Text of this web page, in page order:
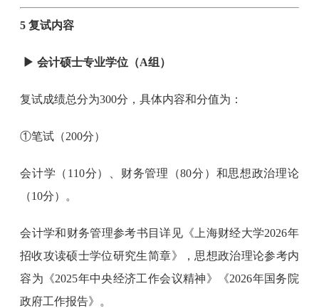
5 复试内容
▶会计硕士专业学位（A组）
复试成绩总分为300分，具体内容和分值为：
①笔试（200分）
会计学（110分）、财务管理（80分）和思想政治理论
（10分）。
会计学和财务管理参考书目详见《上海财经大学2026年
招收攻读硕士学位研究生简章》，思想政治理论参考内
容为《2025年中央经济工作会议精神》《2026年国务院
政府工作报告》。